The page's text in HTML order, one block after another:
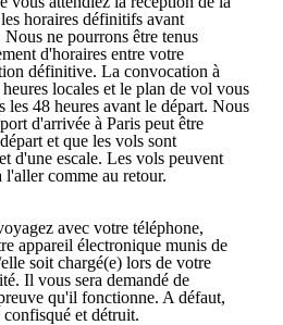
horaires définitifs avant
ne pourrons être tenus
d'horaires entre votre
définitive. La convocation à
locales et le plan de vol vous
les 48 heures avant le départ. Nous
d'arrivée à Paris peut être
et que les vols sont
d'une escale. Les vols peuvent
comme au retour.
avec votre téléphone,
appareil électronique munis de
soit chargé(e) lors de votre
Il vous sera demandé de
qu'il fonctionne. A défaut,
et détruit.